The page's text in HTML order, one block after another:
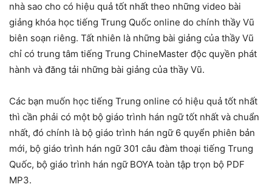
nhà sao cho có hiệu quả tốt nhất theo những video bài
giảng khóa học tiếng Trung Quốc online do chính thầy Vũ
biên soạn riêng. Tất nhiên là những bài giảng của thầy Vũ
chỉ có trung tâm tiếng Trung ChineMaster độc quyền phát
hành và đăng tải những bài giảng của thầy Vũ.
Các bạn muốn học tiếng Trung online có hiệu quả tốt nhất
thì cần phải có một bộ giáo trình hán ngữ tốt nhất và chuẩn
nhất, đó chính là bộ giáo trình hán ngữ 6 quyển phiên bản
mới, bộ giáo trình hán ngữ 301 câu đàm thoại tiếng Trung
Quốc, bộ giáo trình hán ngữ BOYA toàn tập trọn bộ PDF
MP3.